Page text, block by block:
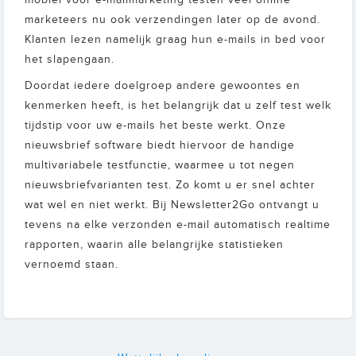
marketeers nu ook verzendingen later op de avond.
Klanten lezen namelijk graag hun e-mails in bed voor
het slapengaan.
Doordat iedere doelgroep andere gewoontes en
kenmerken heeft, is het belangrijk dat u zelf test welk
tijdstip voor uw e-mails het beste werkt. Onze
nieuwsbrief software biedt hiervoor de handige
multivariabele testfunctie, waarmee u tot negen
nieuwsbriefvarianten test. Zo komt u er snel achter
wat wel en niet werkt. Bij Newsletter2Go ontvangt u
tevens na elke verzonden e-mail automatisch realtime
rapporten, waarin alle belangrijke statistieken
vernoemd staan.